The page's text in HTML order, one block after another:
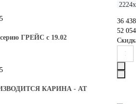
36
52
ГРЕЙС с 19.02
КАРИНА - АТ